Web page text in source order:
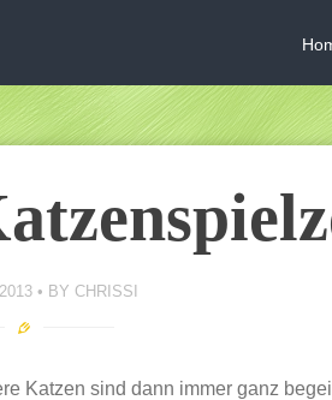
BY CHRISSI
Katzen sind dann immer ganz